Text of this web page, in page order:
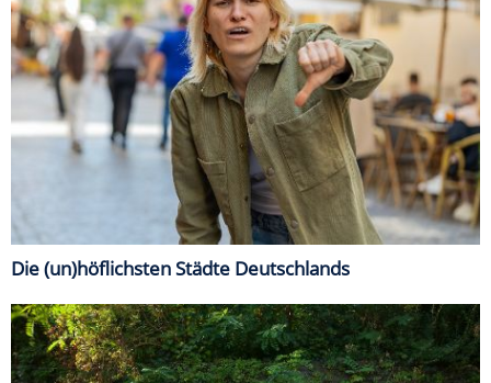
Die (un)höflichsten Städte Deutschlands